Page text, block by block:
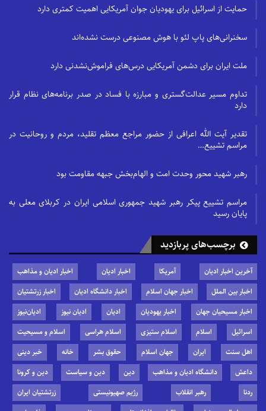
حمایت از اسرائیل برای یهودیان جوان آمریکایی اهمیت کمتری دارد
سخنرانی‌های پاپ لئو با هوش مصنوعی درست نشده‌اند
ملت ایران برای دشمن آمریکایی درس‌های فراموش‌نشدنی دارد
تداوم مسیر عدالت‌گستری و مبارزه با فساد در صدر برنامه‌های نظام قرار
دارد
تقدیر آیت الله اعرافی از حضور مراجع معظم تقلید، مردم و روحانیت در
مراسم تشییع…
رهبر شهید محور وحدت امت و الهام‌بخش جبهه مقاومت بود
مراسم تشییع پیکر رهبر شهید جمهوری اسلامی ایران در کربلای معلی به
پایان رسید
برچسب‌های پربازدید
آخرین اخبار ادیان آمریکا اخبار ادیان
اخبار ادیان و مذاهب
اخبار بین الملل
اخبار جهان اسلام اخبار دانشگاه ادیان
اخبار زرتشتیان
اخبار مسیحیان جهان
اخبار یهودیان ادیان ادیان نیوز
ادیان‌نیوز
اسرائیل
اسلام اسلام ستیزی اسلام هراسی
اسلام و مسیحیت
اهل سنت
ایران جهان اسلام حقوق بشر خانه
خبر دینی
داعش
دانشگاه ادیان و مذاهب دین دین و سیاست
دین و کرونا
ردنا
رهبر انقلاب رژیم صهیونیستی
زرتشتیان ایران